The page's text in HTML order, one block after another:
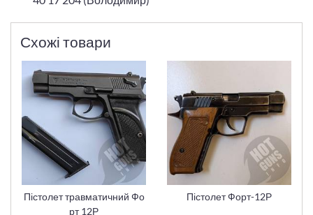
Схожі товари
Пістолет травматичний Фо
рт 12Р
Пістолет Форт-12Р